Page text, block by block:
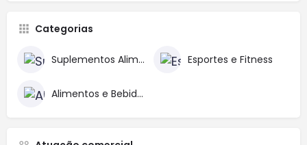
Categorias
Suplementos Alimentares Esportes e Fitness
Alimentos e Bebidas